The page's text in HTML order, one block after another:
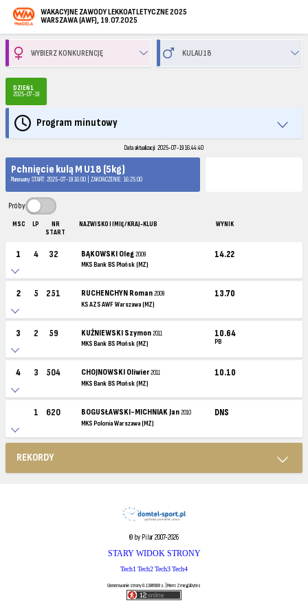
WAKACYJNE ZAWODY LEKKOATLETYCZNE 2025
WARSZAWA (AWF), 19.07.2025
DZIEŃ 1
2025-07-19
Program minutowy
Data aktualizacji: 2025-07-19 16:44:40
Pchnięcie kulą M U18 (5kg)
Planowany START: 2025-07-19 16:00 | ZAKOŃCZENIE: 16:25:00
Próby
MSC LP
NR
START
NAZWISKO I IMIĘ / KRAJ-KLUB WYNIK
1 4 32 BĄKOWSKI Oleg2009
MKS Bank BS Płońsk (MZ)
14.22
2 5 251 RUCHENCHYN Roman2009
KS AZS AWF Warszawa (MZ)
13.70
3 2 59 KUŹNIEWSKI Szymon2011
MKS Bank BS Płońsk (MZ)
10.64
PB
4 3 504 CHOJNOWSKI Oliwier2011
MKS Bank BS Płońsk (MZ)
10.10
1 620 BOGUSŁAWSKI-MICHNIAK Jan2010
MKS Polonia Warszawa (MZ)
DNS
REKORDY
© by Pilar 2007-2026
STARY WIDOK STRONY
Tech1Tech2Tech3Tech4
Generowanie strony 0.1386909 s. | Mem: 2 megabytes